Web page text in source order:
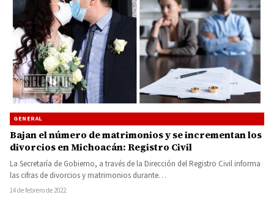
GENERAL
Bajan el número de matrimonios y se incrementan los
divorcios en Michoacán: Registro Civil
La Secretaría de Gobierno, a través de la Dirección del Registro Civil informa
las cifras de divorcios y matrimonios durante…
14 de febrero de 2022